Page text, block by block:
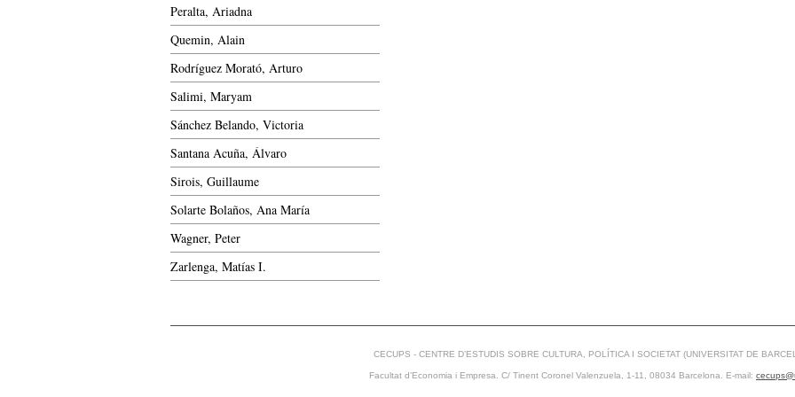
Peralta, Ariadna
Quemin, Alain
Rodríguez Morató, Arturo
Salimi, Maryam
Sánchez Belando, Victoria
Santana Acuña, Álvaro
Sirois, Guillaume
Solarte Bolaños, Ana María
Wagner, Peter
Zarlenga, Matías I.
CECUPS - CENTRE D’ESTUDIS SOBRE CULTURA, POLÍTICA I SOCIETAT (UNIVERSITAT DE
Facultat d’Economia i Empresa. C/ Tinent Coronel Valenzuela, 1-11, 08034 Barcelona. E-mail: